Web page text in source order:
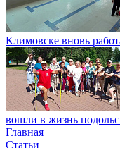
Климовске вновь
вошли в жизнь
Главная
Статьи